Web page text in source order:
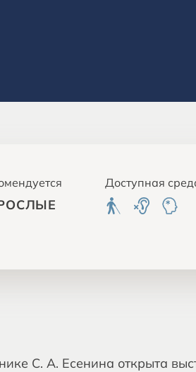
Доступная
С. А. Есенина открыта